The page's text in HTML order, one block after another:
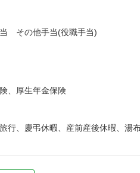
その他手当(役職手当)
、厚生年金保険
行、慶弔休暇、産前産後休暇、湯